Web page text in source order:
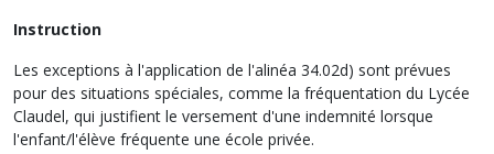
Instruction
Les exceptions à l'application de l'alinéa 34.02d) sont prévues
pour des situations spéciales, comme la fréquentation du Lycée
Claudel, qui justifient le versement d'une indemnité lorsque
l'enfant/l'élève fréquente une école privée.